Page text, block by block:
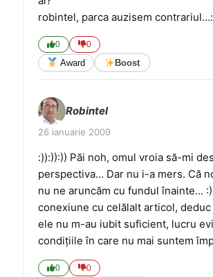
robintel, parca auzisem
0 0
Award Boost
Robintel
26 ianuarie 2009
:)):)):)) Păi noh, omul vroia să-mi
perspectiva… Dar nu i-a mers. Că
nu ne aruncăm cu fundul înainte…
conexiune cu celălalt articol,
ele nu m-au iubit suficient, lucru
condiţiile în care nu mai suntem
0 0